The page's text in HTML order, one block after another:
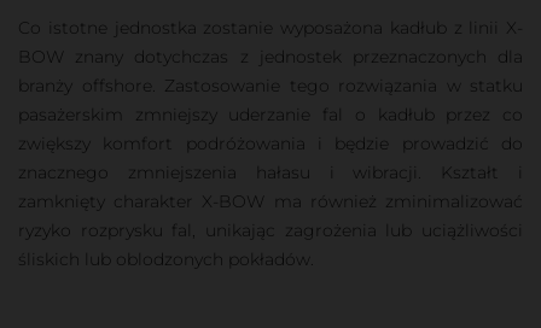
Co istotne jednostka zostanie wyposażona kadłub z linii X-
BOW znany dotychczas z jednostek przeznaczonych dla
branży offshore. Zastosowanie tego rozwiązania w statku
pasażerskim zmniejszy uderzanie fal o kadłub przez co
zwiększy komfort podróżowania i będzie prowadzić do
znacznego zmniejszenia hałasu i wibracji. Kształt i
zamknięty charakter X-BOW ma również zminimalizować
ryzyko rozprysku fal, unikając zagrożenia lub uciążliwości
śliskich lub oblodzonych pokładów.